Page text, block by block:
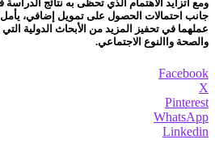
ومع اتزايد الاهتمام الذي تحظى به نتائج الدراسة
جانب احتمالات الحصول على تمويل إضافي،
عملهما في تحفيز المزيد من الأبحاث الدولية
والصحة واالنوع الاجتماعي.
Facebook
X
Pinterest
WhatsApp
Linkedin